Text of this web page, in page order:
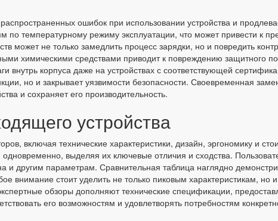
ошибок при использовании устройства и
по температурному режиму эксплуатации, что может привести к
может не только замедлить процесс зарядки, но и повредить
химическими средствами приводит к повреждению защитного
корпуса даже на устройствах с соответствующей
но и закрывает уязвимости безопасности. Своевременная
и сохраняет его производительность.
устройства
включая технические характеристики, дизайн, эргономику и
выделяя их ключевые отличия и сходства.
и другим параметрам. Сравнительная таблица наглядно
внимание стоит уделить не только пиковым характеристикам, но
обзоры дополняют технические спецификации,
его возможностям и удовлетворять потребностям